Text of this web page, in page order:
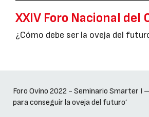
XXIV Foro Nacional del
¿Cómo debe ser la oveja del
Foro Ovino 2022 - Seminario Smarter I
para conseguir la oveja del futuro’